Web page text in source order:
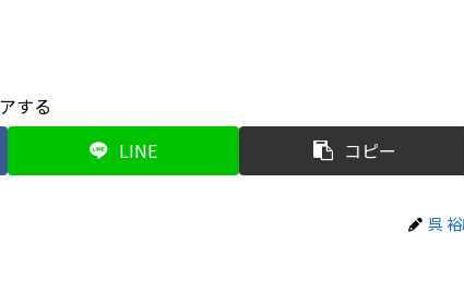
する
LINE コピー
呉